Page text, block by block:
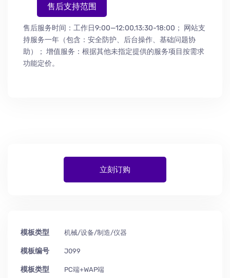
售后支持范围
售后服务时间：工作日9:00—12:00,13:30-18:00；
网站支
持服务一年（包含：安全防护、 后台操作、 基础问题协
助）
； 增值服务：根据其他未指定提供的服务项目按需求
功能定价。
立刻订购
模板类型 机械/设备/制造/仪器
模板编号 J099
模板类型 PC端+WAP端